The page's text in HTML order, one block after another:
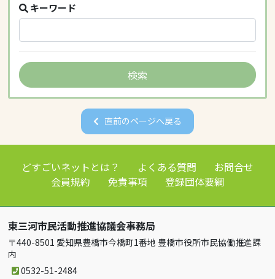
キーワード
直前のページへ戻る
どすごいネットとは？ よくある質問
お問合せ
会員規約
免責事項 登録団体要綱
東三河市民活動推進協議会事務局
〒440-8501 愛知県豊橋市今橋町1番地 豊橋市役所市民協働推進課
内
0532-51-2484